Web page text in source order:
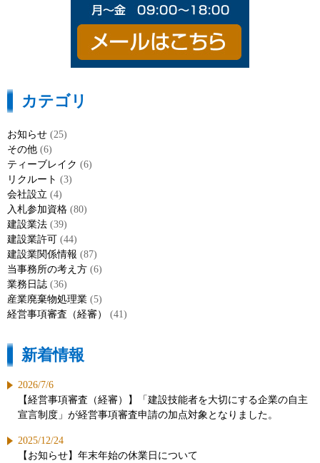
カテゴリ
お知らせ (25)
その他 (6)
ティーブレイク (6)
リクルート (3)
会社設立 (4)
入札参加資格 (80)
建設業法 (39)
建設業許可 (44)
建設業関係情報 (87)
当事務所の考え方 (6)
業務日誌 (36)
産業廃棄物処理業 (5)
経営事項審査（経審）
(41)
新着情報
2026/7/6
【経営事項審査（経審）】「建設技能者を大切にする企業の自主
宣言制度」が経営事項審査申請の加点対象となりました。
2025/12/24
【お知らせ】年末年始の休業日について